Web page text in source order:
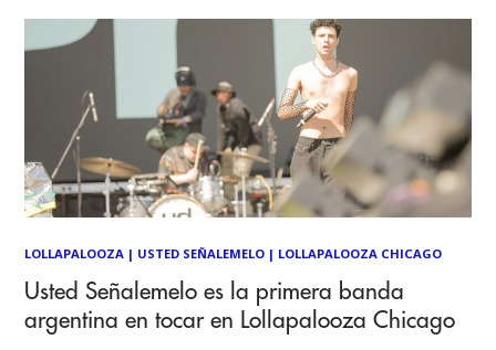
LOLLAPALOOZA | USTED SEÑALEMELO | LOLLAPALOOZA CHICAGO
Usted Señalemelo es la primera banda
argentina en tocar en Lollapalooza Chicago